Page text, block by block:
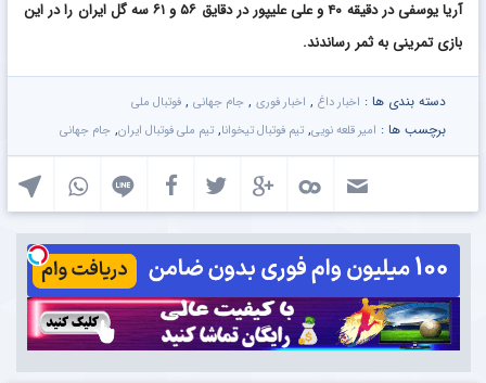
آریا یوسفی در دقیقه ۴۰ و علی علیپور در دقایق ۵۶ و ۶۱ سه گل ایران را در این
بازی تمرینی به ثمر رساندند.
دسته بندی ها : اخبار داغ , اخبار فوری , جام جهانی , فوتبال ملی
برچسب ها : امیر قلعه نویی, تیم فوتبال تیخوانا, تیم ملی فوتبال ایران, جام جهانی